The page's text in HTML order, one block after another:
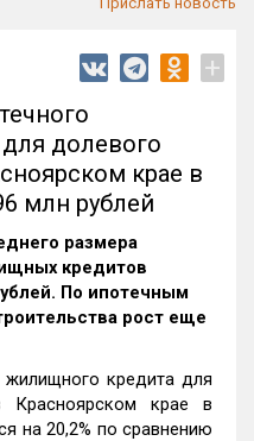
+
долевого
крае в
млн рублей
размера
кредитов
По ипотечным
рост еще
жилищного кредита для
Красноярском крае в
на 20,2% по сравнению